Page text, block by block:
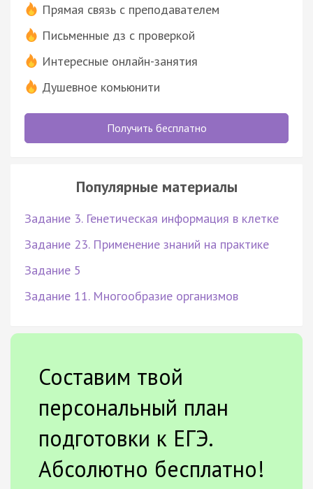
Прямая связь с преподавателем
Письменные дз с проверкой
Интересные онлайн-занятия
Душевное комьюнити
Получить бесплатно
Популярные материалы
Задание 3. Генетическая информация в клетке
Задание 23. Применение знаний на практике
Задание 5
Задание 11. Многообразие организмов
Составим твой
персональный план
подготовки к ЕГЭ.
Абсолютно бесплатно!